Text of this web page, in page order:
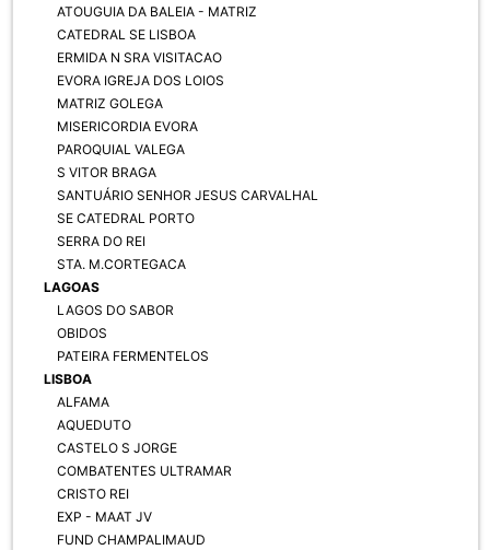
ATOUGUIA DA BALEIA - MATRIZ
CATEDRAL SE LISBOA
ERMIDA N SRA VISITACAO
EVORA IGREJA DOS LOIOS
MATRIZ GOLEGA
MISERICORDIA EVORA
PAROQUIAL VALEGA
S VITOR BRAGA
SANTUÁRIO SENHOR JESUS CARVALHAL
SE CATEDRAL PORTO
SERRA DO REI
STA. M.CORTEGACA
LAGOAS
LAGOS DO SABOR
OBIDOS
PATEIRA FERMENTELOS
LISBOA
ALFAMA
AQUEDUTO
CASTELO S JORGE
COMBATENTES ULTRAMAR
CRISTO REI
EXP - MAAT JV
FUND CHAMPALIMAUD